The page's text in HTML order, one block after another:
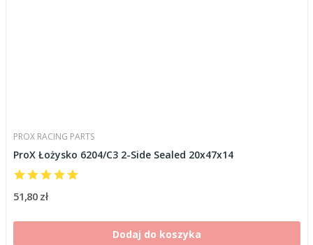
PROX RACING PARTS
ProX Łożysko 6204/C3 2-Side Sealed 20x47x14
51,80 zł
Dodaj do koszyka